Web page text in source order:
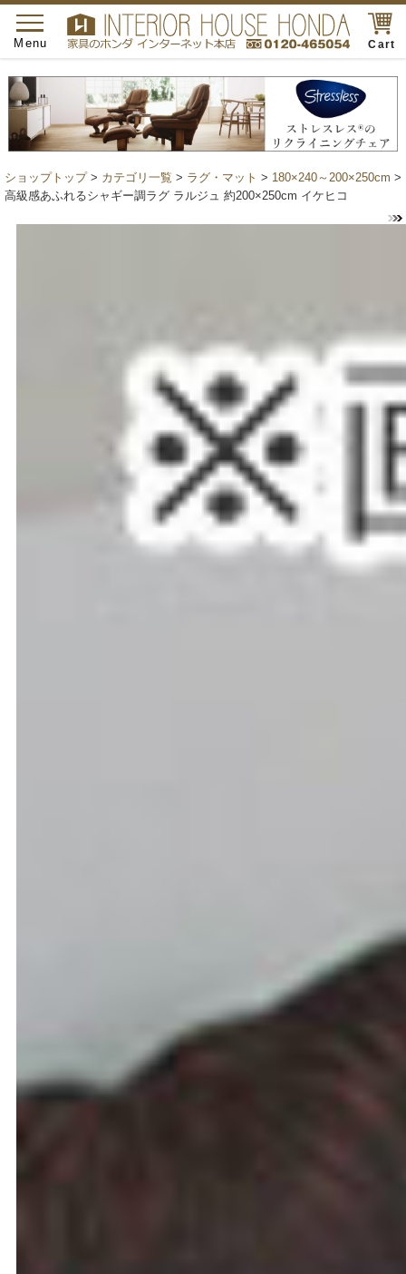
Cart
toggle
navigation
Menu
ショップトップ> カテゴリ一覧 > ラグ・マット > 180×240～200×250cm >
高級感あふれるシャギー調ラグ ラルジュ 約200×250cm イケヒコ